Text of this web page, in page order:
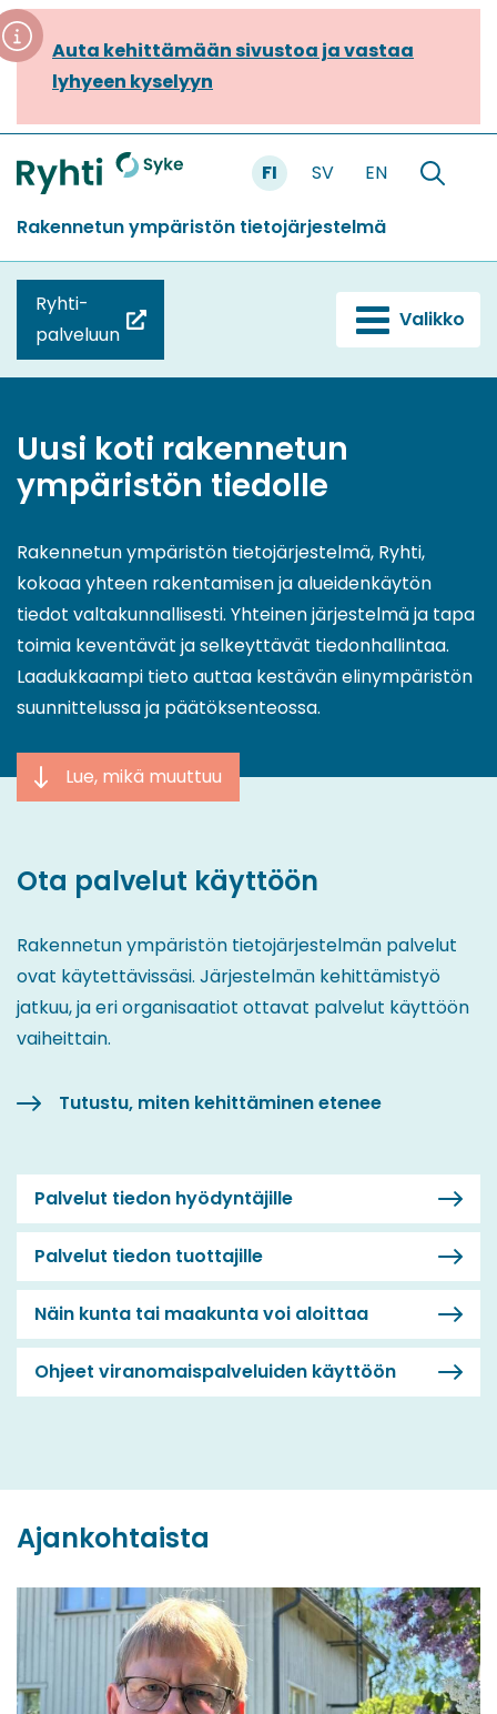
Siirry
sisältöönAuta kehittämään sivustoa ja vastaa
lyhyeen kyselyyn
FI SV EN
Hae
Rakennetun ympäristön tietojärjestelmä
Ryhti-
palveluun
(siirryt
toiseen
Valikko
Uusi koti rakennetun
ympäristön tiedolle
Rakennetun ympäristön tietojärjestelmä, Ryhti,
kokoaa yhteen rakentamisen ja alueidenkäytön
tiedot valtakunnallisesti. Yhteinen järjestelmä ja tapa
toimia keventävät ja selkeyttävät tiedonhallintaa.
Laadukkaampi tieto auttaa kestävän elinympäristön
suunnittelussa ja päätöksenteossa.
Lue, mikä muuttuu
Ota palvelut käyttöön
Rakennetun ympäristön tietojärjestelmän palvelut
ovat käytettävissäsi. Järjestelmän kehittämistyö
jatkuu, ja eri organisaatiot ottavat palvelut käyttöön
vaiheittain.
Tutustu, miten kehittäminen etenee
Palvelut tiedon hyödyntäjille
Palvelut tiedon tuottajille
Näin kunta tai maakunta voi aloittaa
Ohjeet viranomaispalveluiden käyttöön
Ajankohtaista